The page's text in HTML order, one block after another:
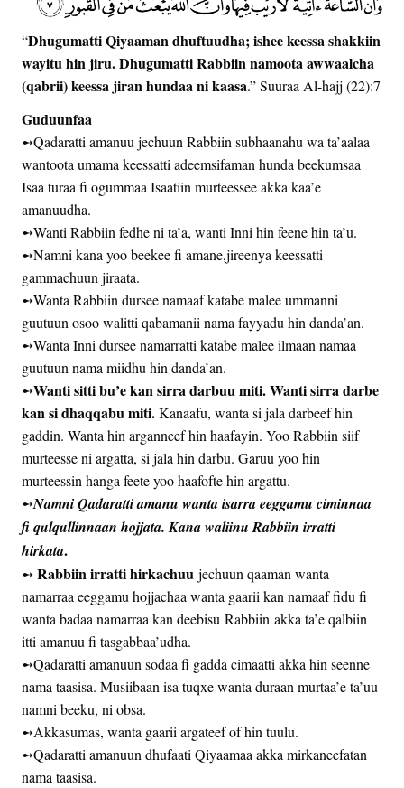
“Dhugumatti Qiyaaman dhuftuudha; ishee keessa shakkiin
wayitu hin jiru. Dhugumatti Rabbiin namoota awwaalcha
(qabrii) keessa jiran hundaa ni kaasa.” Suuraa Al-hajj (22):7
Guduunfaa
➻Qadaratti amanuu jechuun Rabbiin subhaanahu wa ta’aalaa
wantoota umama keessatti adeemsifaman hunda beekumsaa
Isaa turaa fi ogummaa Isaatiin murteessee akka kaa’e
amanuudha.
➻Wanti Rabbiin fedhe ni ta’a, wanti Inni hin feene hin ta’u.
➻Namni kana yoo beekee fi amane,jireenya keessatti
gammachuun jiraata.
➻Wanta Rabbiin dursee namaaf katabe malee ummanni
guutuun osoo walitti qabamanii nama fayyadu hin danda’an.
➻Wanta Inni dursee namarratti katabe malee ilmaan namaa
guutuun nama miidhu hin danda’an.
➻Wanti sitti bu’e kan sirra darbuu miti. Wanti sirra darbe
kan si dhaqqabu miti.Kanaafu, wanta si jala darbeef hin
gaddin. Wanta hin arganneef hin haafayin. Yoo Rabbiin siif
murteesse ni argatta, si jala hin darbu. Garuu yoo hin
murteessin hanga feete yoo haafofte hin argattu.
➻Namni Qadaratti amanu wanta isarra eeggamu ciminnaa
fi qulqullinnaan hojjata. Kana waliinu Rabbiin irratti
hirkata.
➻ Rabbiin irratti hirkachuu jechuun qaaman wanta
namarraa eeggamu hojjachaa wanta gaarii kan namaaf fidu fi
wanta badaa namarraa kan deebisu Rabbiin akka ta’e qalbiin
itti amanuu fi tasgabbaa’udha.
➻Qadaratti amanuun sodaa fi gadda cimaatti akka hin seenne
nama taasisa. Musiibaan isa tuqxe wanta duraan murtaa’e ta’uu
namni beeku, ni obsa.
➻Akkasumas, wanta gaarii argateef of hin tuulu.
➻Qadaratti amanuun dhufaati Qiyaamaa akka mirkaneefatan
nama taasisa.